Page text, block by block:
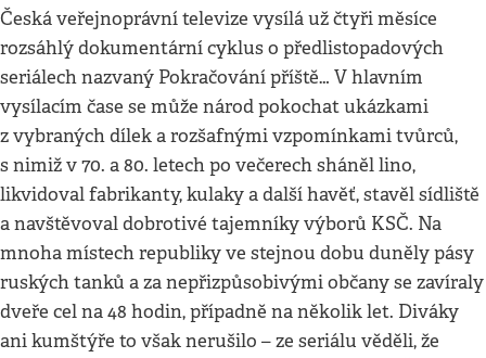
Česká veřejnoprávní televize vysílá už čtyři měsíce
rozsáhlý dokumentární cyklus o předlistopadových
seriálech nazvaný Pokračování příště… V hlavním
vysílacím čase se může národ pokochat ukázkami
z vybraných dílek a rozšafnými vzpomínkami tvůrců,
s nimiž v 70. a 80. letech po večerech sháněl lino,
likvidoval fabrikanty, kulaky a další havěť, stavěl sídliště
a navštěvoval dobrotivé tajemníky výborů KSČ. Na
mnoha místech republiky ve stejnou dobu duněly pásy
ruských tanků a za nepřizpůsobivými občany se zavíraly
dveře cel na 48 hodin, případně na několik let. Diváky
ani kumštýře to však nerušilo – ze seriálu věděli, že